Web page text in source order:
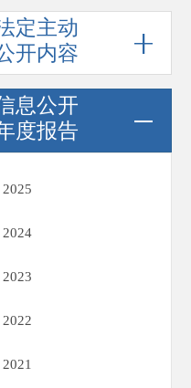
定主动
开内容
息公开
度报告
2025
2024
2023
2022
2021